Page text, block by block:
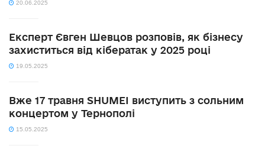
20.06.2025
Експерт Євген Шевцов розповів, як бізнесу
захиститься від кібератак у 2025 році
19.05.2025
Вже 17 травня SHUMEI виступить з сольним
концертом у Тернополі
15.05.2025